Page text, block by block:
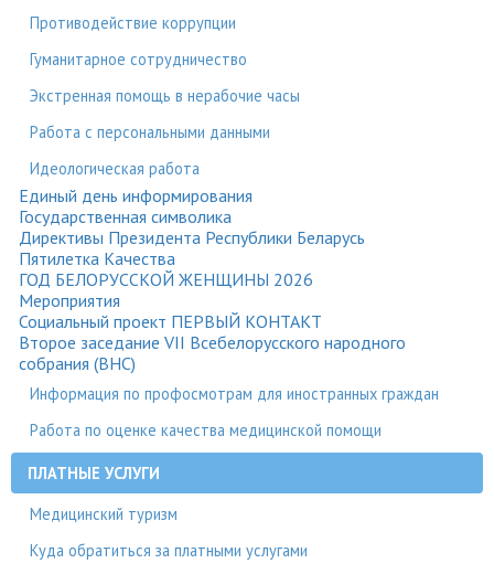
Противодействие коррупции
Гуманитарное сотрудничество
Экстренная помощь в нерабочие часы
Работа с персональными данными
Идеологическая работа
Единый день информирования
Государственная символика
Директивы Президента Республики Беларусь
Пятилетка Качества
ГОД БЕЛОРУССКОЙ ЖЕНЩИНЫ 2026
Мероприятия
Социальный проект ПЕРВЫЙ КОНТАКТ
Второе заседание VII Всебелорусского народного
собрания (ВНС)
Информация по профосмотрам для иностранных граждан
Работа по оценке качества медицинской помощи
ПЛАТНЫЕ УСЛУГИ
Медицинский туризм
Куда обратиться за платными услугами